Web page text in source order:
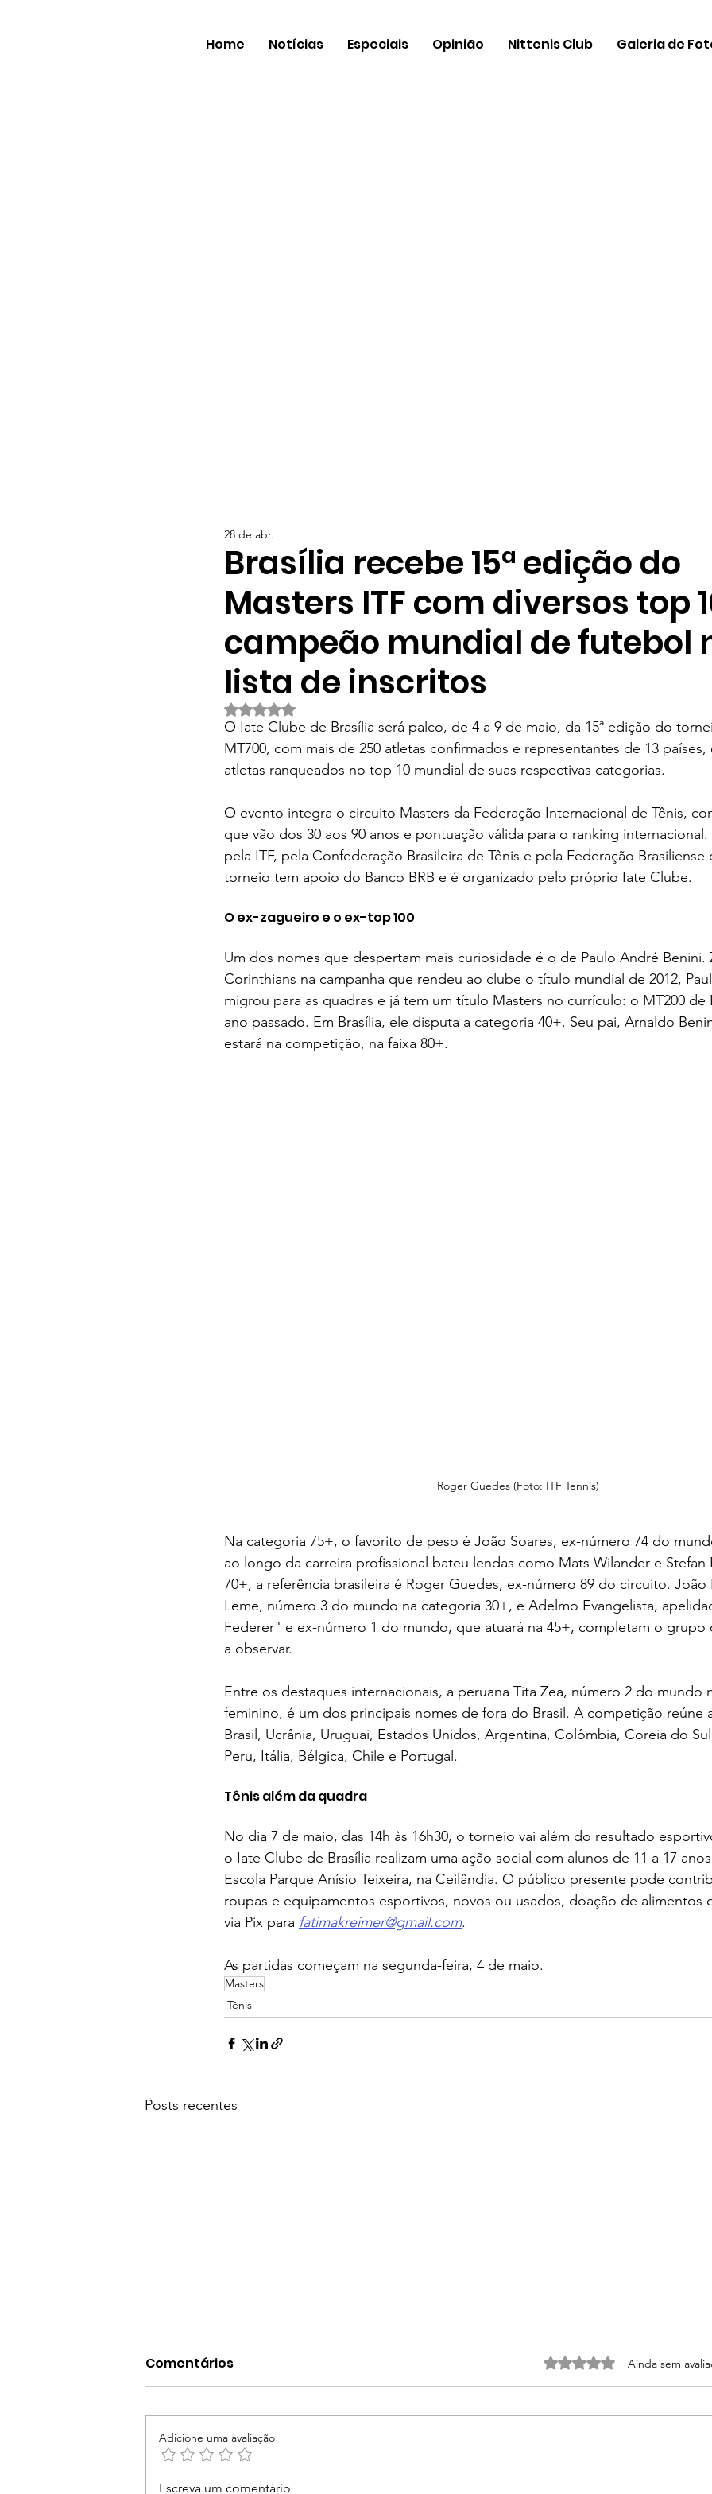
Home Notícias Especiais Opinião Nittenis Club Galeria de
Brasília recebe 15ª edição do
Masters ITF com diversos top
campeão mundial de futebol
lista de inscritos
28 de abr.
Avaliado com NaN de 5 estrelas.
O Iate Clube de Brasília será palco, de 4 a 9 de maio, da 15ª edição do
MT700, com mais de 250 atletas confirmados e representantes de 13 países,
atletas ranqueados no top 10 mundial de suas respectivas categorias.
O evento integra o circuito Masters da Federação Internacional de Tênis,
que vão dos 30 aos 90 anos e pontuação válida para o ranking
pela ITF, pela Confederação Brasileira de Tênis e pela Federação Brasiliense
torneio tem apoio do Banco BRB e é organizado pelo próprio Iate Clube.
O ex-zagueiro e o ex-top 100
Um dos nomes que despertam mais curiosidade é o de Paulo André Benini.
Corinthians na campanha que rendeu ao clube o título mundial de 2012,
migrou para as quadras e já tem um título Masters no currículo: o MT200 de
ano passado. Em Brasília, ele disputa a categoria 40+. Seu pai, Arnaldo
estará na competição, na faixa 80+.
Roger Guedes (Foto: ITF Tennis)
Na categoria 75+, o favorito de peso é João Soares, ex-número 74 do
ao longo da carreira profissional bateu lendas como Mats Wilander e Stefan
70+, a referência brasileira é Roger Guedes, ex-número 89 do circuito. João
Leme, número 3 do mundo na categoria 30+, e Adelmo Evangelista,
Federer" e ex-número 1 do mundo, que atuará na 45+, completam o grupo
a observar.
Entre os destaques internacionais, a peruana Tita Zea, número 2 do mundo
feminino, é um dos principais nomes de fora do Brasil. A competição reúne
Brasil, Ucrânia, Uruguai, Estados Unidos, Argentina, Colômbia, Coreia do
Peru, Itália, Bélgica, Chile e Portugal.
Tênis além da quadra
No dia 7 de maio, das 14h às 16h30, o torneio vai além do resultado
o Iate Clube de Brasília realizam uma ação social com alunos de 11 a 17 anos
Escola Parque Anísio Teixeira, na Ceilândia. O público presente pode
roupas e equipamentos esportivos, novos ou usados, doação de alimentos
via Pix para fatimakreimer@gmail.com.
As partidas começam na segunda-feira, 4 de maio.
Masters
Tênis
Posts recentes
"Só a gente sabe o que a
Comentários Avaliado com 0 de 5
Ainda sem
Adicione uma avaliação
Escreva um comentário